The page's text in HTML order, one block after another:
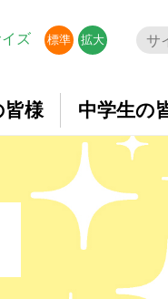
ズ
標準 拡大
皆様 中学生の